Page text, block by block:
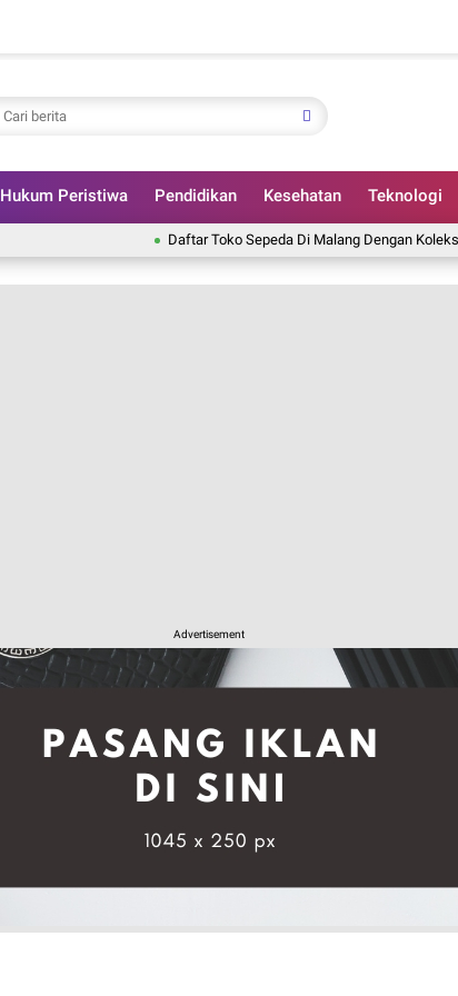
Hukum Peristiwa Pendidikan Kesehatan Teknologi
Daftar Toko Sepeda Di Malang Dengan Koleksi
Advertisement